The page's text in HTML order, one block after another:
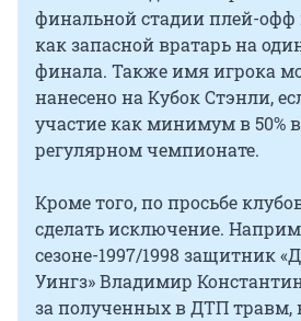
финальной стадии плей-офф
как запасной вратарь на
финала. Также имя игрока
нанесено на Кубок Стэнли,
участие как минимум в 50%
регулярном чемпионате.
Кроме того, по просьбе
сделать исключение.
сезоне-1997/1998 защитник
Уингз» Владимир
за полученных в ДТП травм,